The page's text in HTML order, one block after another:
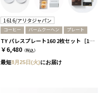
1616/アリタジャパン
コーヒー バームクーヘン プレート
TY パレスプレート160 2枚セット［1616/アリタジャパン］+バームクーヘン+コーヒー
￥6,480 （税込）
最短8月25日(火)にお届け